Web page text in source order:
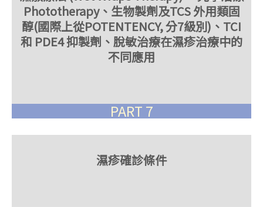
Phototherapy、生物製劑及TCS 外用類固
醇(國際上從POTENTENCY, 分7級別)、TCI
和 PDE4 抑製劑、脫敏治療在濕疹治療中的
不同應用
PART 7
濕疹確診條件